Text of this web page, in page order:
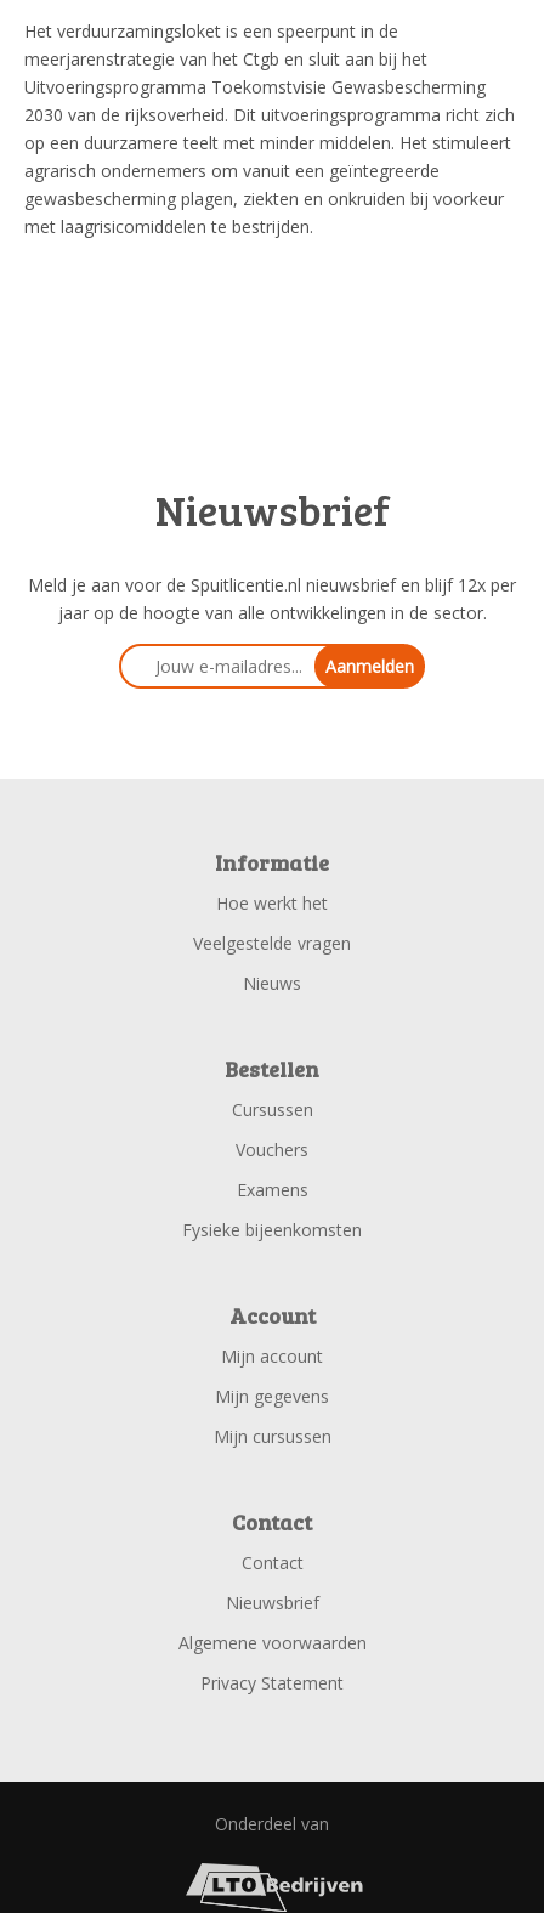
Het verduurzamingsloket is een speerpunt in de
meerjarenstrategie van het Ctgb en sluit aan bij het
Uitvoeringsprogramma Toekomstvisie Gewasbescherming
2030 van de rijksoverheid. Dit uitvoeringsprogramma richt zich
op een duurzamere teelt met minder middelen. Het stimuleert
agrarisch ondernemers om vanuit een geïntegreerde
gewasbescherming plagen, ziekten en onkruiden bij voorkeur
met laagrisicomiddelen te bestrijden.
Nieuwsbrief
Meld je aan voor de Spuitlicentie.nl nieuwsbrief en blijf 12x per
jaar op de hoogte van alle ontwikkelingen in de sector.
Aanmelden
Informatie
Hoe werkt het
Veelgestelde vragen
Nieuws
Bestellen
Cursussen
Vouchers
Examens
Fysieke bijeenkomsten
Account
Mijn account
Mijn gegevens
Mijn cursussen
Contact
Contact
Nieuwsbrief
Algemene voorwaarden
Privacy Statement
Onderdeel van